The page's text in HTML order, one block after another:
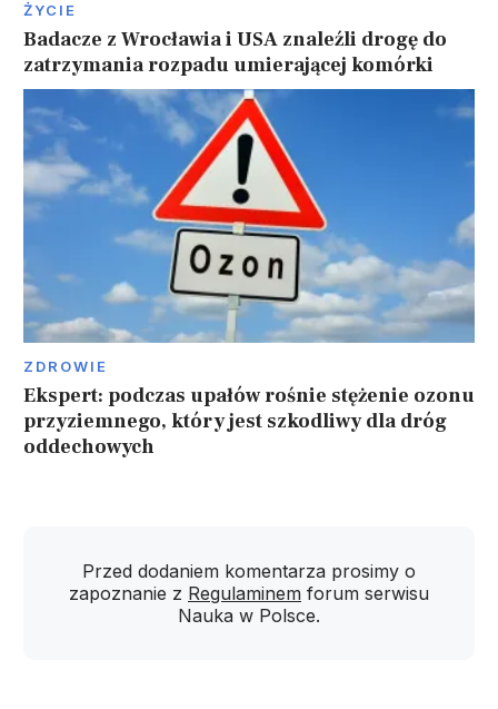
ŻYCIE
Badacze z Wrocławia i USA znaleźli drogę do
zatrzymania rozpadu umierającej komórki
ZDROWIE
Ekspert: podczas upałów rośnie stężenie ozonu
przyziemnego, który jest szkodliwy dla dróg
oddechowych
Przed dodaniem komentarza prosimy o
zapoznanie z Regulaminem forum serwisu
Nauka w Polsce.